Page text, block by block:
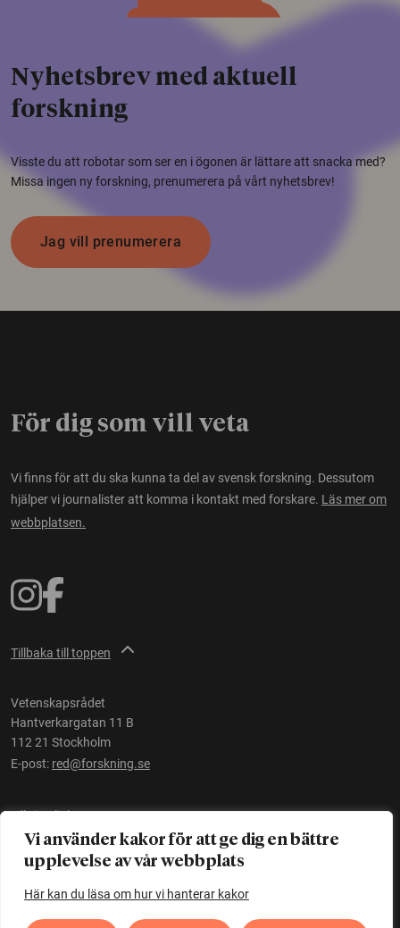
Vi använder kakor för att ge dig en bättre
upplevelse av vår webbplats
Här kan du läsa om hur vi hanterar kakor
Nyhetsbrev med aktuell
forskning
Visste du att robotar som ser en i ögonen är lättare att snacka med?
Missa ingen ny forskning, prenumerera på vårt nyhetsbrev!
Jag vill prenumerera
För dig som vill veta
Vi finns för att du ska kunna ta del av svensk forskning. Dessutom
hjälper vi journalister att komma i kontakt med forskare. Läs mer om
webbplatsen.
Tillbaka till toppen
Vetenskapsrådet
Hantverkargatan 11 B
112 21 Stockholm
E-post: red@forskning.se
Tillgänglighet
Ett initiativ avVetenskapsrådet